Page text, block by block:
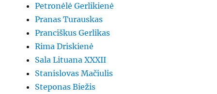
Petronėlė Gerlikienė
Pranas Turauskas
Pranciškus Gerlikas
Rima Driskienė
Sala Lituana XXXII
Stanislovas Mačiulis
Steponas Biežis